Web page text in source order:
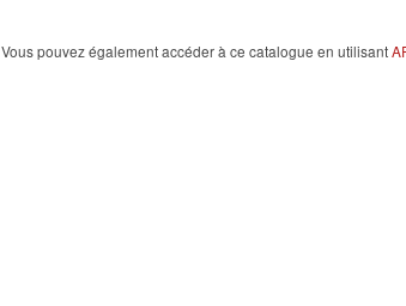
Vous pouvez également accéder à ce catalogue en utilisant